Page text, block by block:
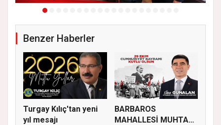
Benzer Haberler
Turgay Kılıç'tan yeni
yıl mesajı
BARBAROS
MAHALLESİ MUHTARI